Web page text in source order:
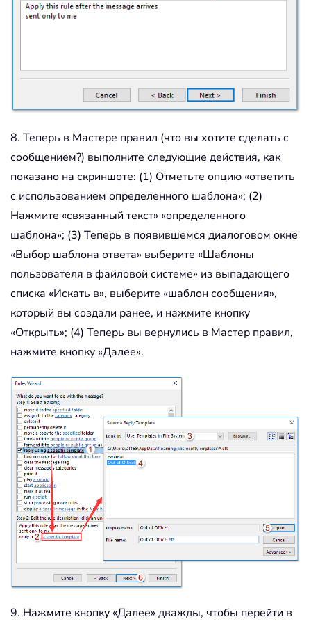
8. Теперь в Мастере правил (что вы хотите сделать с
сообщением?) выполните следующие действия, как
показано на скриншоте: (1) Отметьте опцию «ответить
с использованием определенного шаблона»; (2)
Нажмите «связанный текст» «определенного
шаблона»; (3) Теперь в появившемся диалоговом окне
«Выбор шаблона ответа» выберите «Шаблоны
пользователя в файловой системе» из выпадающего
списка «Искать в», выберите «шаблон сообщения»,
который вы создали ранее, и нажмите кнопку
«Открыть»; (4) Теперь вы вернулись в Мастер правил,
нажмите кнопку «Далее».
9. Нажмите кнопку «Далее» дважды, чтобы перейти в